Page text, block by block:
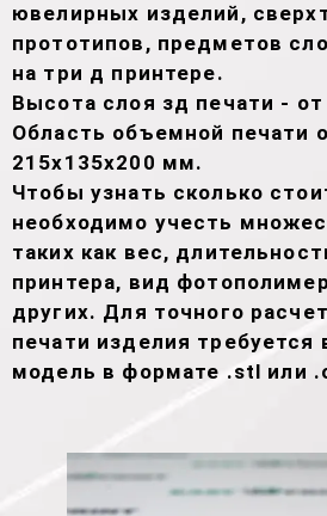
ювелирных изделий,
прототипов, предметов
на три д принтере.
Высота слоя зд печати -
Область объемной печати
215х135х200 мм.
Чтобы узнать сколько
необходимо учесть
таких как вес,
принтера, вид
других. Для точного
печати изделия
модель в формате .stl или